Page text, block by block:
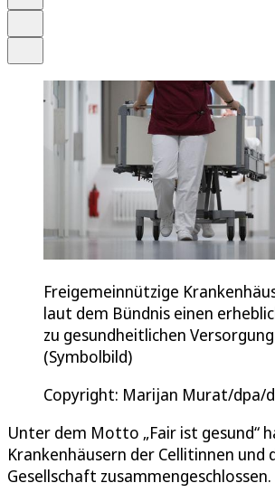
Freigemeinnützige
laut dem Bündnis einen
zu gesundheitlichen
(Symbolbild)
Copyright: Marijan Murat/dpa/
Unter dem Motto „Fair ist gesund“
Krankenhäusern der Cellitinnen und
Gesellschaft zusammengeschlossen.